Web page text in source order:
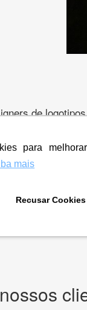
para
mais
Recusar Cookies
de
folder,
CRIE SUA